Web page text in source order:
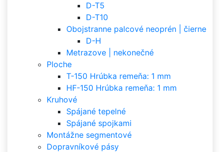
D-T5
D-T10
Obojstranne palcové neoprén | čierne
D-H
Metrazove | nekonečné
Ploche
T-150 Hrúbka remeňa: 1 mm
HF-150 Hrúbka remeňa: 1 mm
Kruhové
Spájané tepelné
Spájané spojkami
Montážne segmentové
Dopravníkové pásy